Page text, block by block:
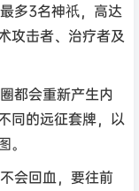
多3名神祇，高达
攻击者、治疗者及
都会重新产生内
同的远征套牌，以
会回血，要往前